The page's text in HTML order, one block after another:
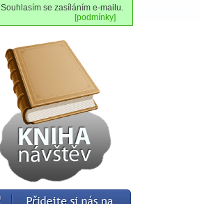
Souhlasím se zasíláním e-mailu.
[podmínky]